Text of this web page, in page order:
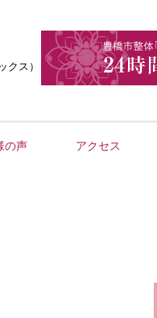
クス）
の声 アクセス